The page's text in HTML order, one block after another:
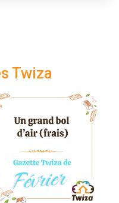
Twiza